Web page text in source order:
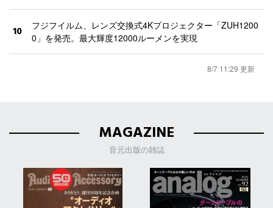
10
フジフイルム、レンズ交換式4Kプロジェクター「ZUH1200
0」を発売。最大輝度12000ルーメンを実現
8/7 11:29 更新
MAGAZINE
音元出版の雑誌